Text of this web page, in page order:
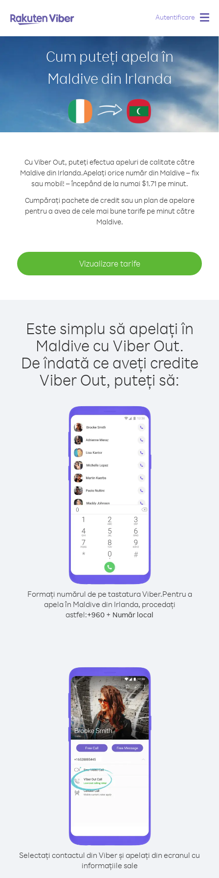
Autentificare
Cum puteți apela în
Maldive din Irlanda
Cu Viber Out, puteți efectua apeluri de calitate către
Maldive din Irlanda.Apelați orice număr din Maldive – fix
sau mobil! – începând de la numai $1.71 pe minut.
Cumpărați pachete de credit sau un plan de apelare
pentru a avea de cele mai bune tarife pe minut către
Maldive.
Vizualizare tarife
Este simplu să apelați în
Maldive cu Viber Out.
De îndată ce aveți credite
Viber Out, puteți să:
Formați numărul de pe tastatura Viber.Pentru a
apela în Maldive din Irlanda, procedați
astfel:+960 + Număr local
Selectați contactul din Viber și apelați din ecranul cu
informațiile sale